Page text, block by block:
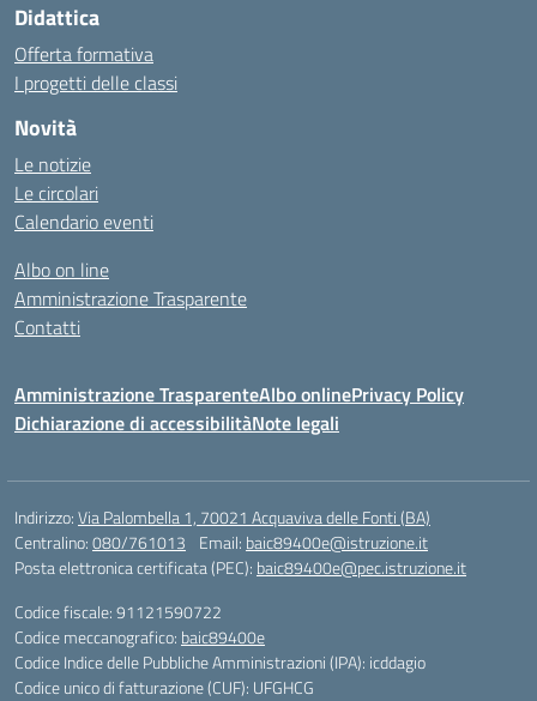
Didattica
Offerta formativa
I progetti delle classi
Novità
Le notizie
Le circolari
Calendario eventi
Albo on line
Amministrazione Trasparente
Contatti
Amministrazione TrasparenteAlbo onlinePrivacy Policy
Dichiarazione di accessibilitàNote legali
Indirizzo:Via Palombella 1, 70021 Acquaviva delle Fonti (BA)
Centralino:080/761013 Email: baic89400e@istruzione.it
Posta elettronica certificata (PEC): baic89400e@pec.istruzione.it
Codice fiscale: 91121590722
Codice meccanografico: baic89400e
Codice Indice delle Pubbliche Amministrazioni (IPA): icddagio
Codice unico di fatturazione (CUF): UFGHCG